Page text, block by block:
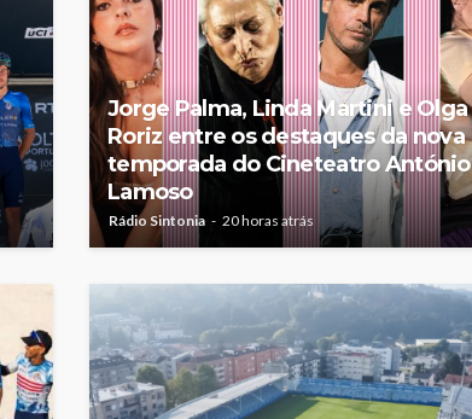
Jorge Palma, Linda Martini e Olga
Roriz entre os destaques da nova
temporada do Cineteatro António
Lamoso
Rádio Sintonia 20 horas atrás